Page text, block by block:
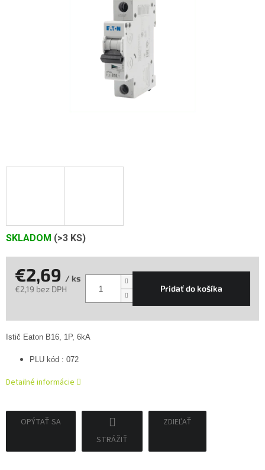
SKLADOM (>3 KS)
€2,69 / ks
€2,19 bez DPH
Pridať do košíka
Istič Eaton B16, 1P, 6kA
PLU kód : 072
Detailné informácie
OPÝTAŤ SA
STRÁŽIŤ
ZDIEĽAŤ